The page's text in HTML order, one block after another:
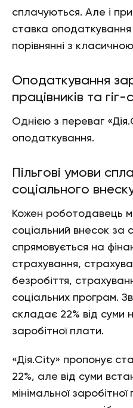
сплачуються. Але і при
ставка
порівнянні з
Оподаткування
працівників та гіг-
Однією з переваг
оподаткування.
Пільгові умови
соціального
Кожен роботодавець
соціальний внесок за
спрямовується на
страхування,
безробіття,
соціальних програм.
складає 22% від суми
заробітної плати.
«Дія.City» пропонує
22%, але від суми
мінімальної